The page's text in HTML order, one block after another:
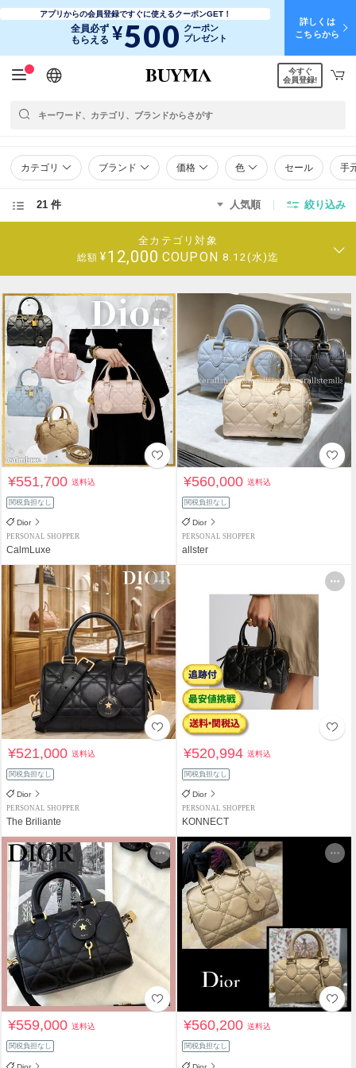
アプリからの会員登録ですぐに使えるクーポンGET！
全員必ず
もらえる ¥500 クーポン
プレゼント
詳しくは
こちらから
日本語
English
简体中文
繁體中文
今すぐ
会員登録!
カテゴリ ブランド 価格 色 セール 手
21 件 人気順 絞り込み
全カテゴリ対象
総額 ¥12,000 COUPON 8.12(水)迄
¥551,700送料込
関税負担なし
Dior
PERSONAL SHOPPER
CalmLuxe
¥560,000送料込
関税負担なし
Dior
PERSONAL SHOPPER
allster
¥521,000送料込
関税負担なし
Dior
PERSONAL SHOPPER
The Briliante
¥520,994送料込
関税負担なし
Dior
PERSONAL SHOPPER
KONNECT
¥559,000送料込
関税負担なし
¥560,200送料込
関税負担なし